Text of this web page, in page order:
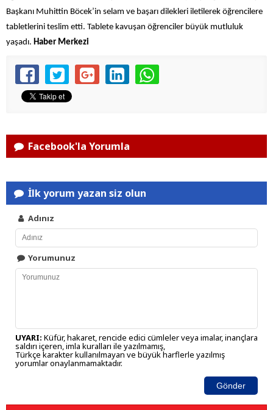
Başkanı Muhittin Böcek’in selam ve başarı dilekleri iletilerek öğrencilere
tabletlerini teslim etti. Tablete kavuşan öğrenciler büyük mutluluk
yaşadı. Haber Merkezi
Facebook'la Yorumla
İlk yorum yazan siz olun
Adınız
Yorumunuz
UYARI: Küfür, hakaret, rencide edici cümleler veya imalar, inançlara
saldırı içeren, imla kuralları ile yazılmamış,
Türkçe karakter kullanılmayan ve büyük harflerle yazılmış
yorumlar onaylanmamaktadır.
Gönder